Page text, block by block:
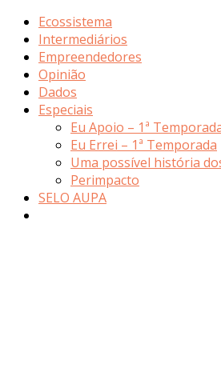
Ecossistema
Intermediários
Empreendedores
Opinião
Dados
Especiais
Eu Apoio – 1ª
Eu Errei – 1ª Temporada
Uma possível história
Perimpacto
SELO AUPA